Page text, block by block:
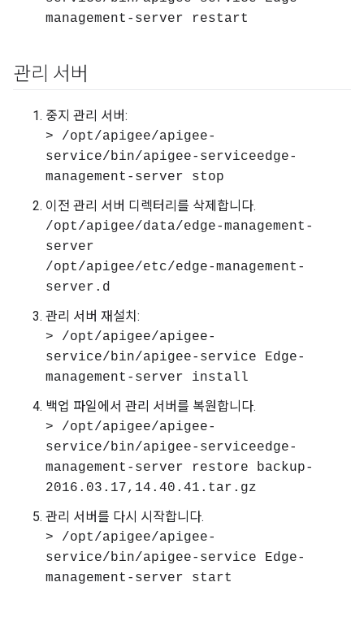
management-server restart
관리 서버
중지 관리 서버:
> /opt/apigee/apigee-
service/bin/apigee-serviceedge-
management-server stop
이전 관리 서버 디렉터리를 삭제합니다.
/opt/apigee/data/edge-management-
server
/opt/apigee/etc/edge-management-
server.d
관리 서버 재설치:
> /opt/apigee/apigee-
service/bin/apigee-service Edge-
management-server install
백업 파일에서 관리 서버를 복원합니다.
> /opt/apigee/apigee-
service/bin/apigee-serviceedge-
management-server restore backup-
2016.03.17,14.40.41.tar.gz
관리 서버를 다시 시작합니다.
> /opt/apigee/apigee-
service/bin/apigee-service Edge-
management-server start